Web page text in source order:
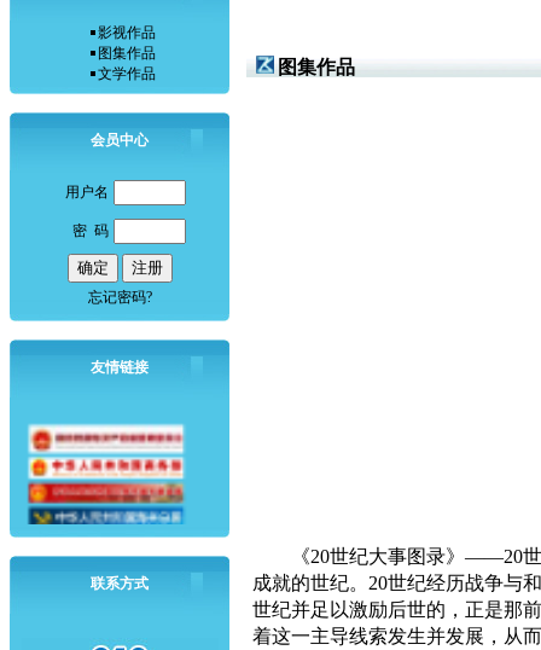
影视作品
图集作品
文学作品
会员中心
用户名
密 码
忘记密码?
友情链接
联系方式
图集作品
《20世纪大事图录》——20世
成就的世纪。20世纪经历战争与
世纪并足以激励后世的，正是那
着这一主导线索发生并发展，从